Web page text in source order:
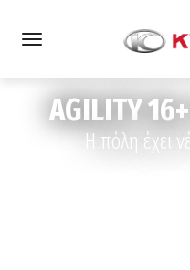
AGILITY
Η πόλη έχει